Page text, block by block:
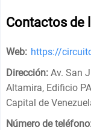
Contactos de
Web: https://
Dirección: Av. San
Altamira, Edificio
Capital de
Número de